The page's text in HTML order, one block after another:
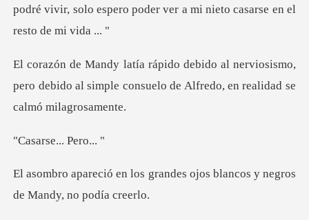
podré vivir, solo
rviosismo,
pero debido al simple consuelo de
e... Pe
randes ojos blancos y negros